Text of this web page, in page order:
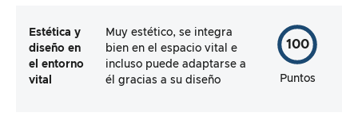
Estética y
diseño en
el entorno
vital
Muy estético, se integra
bien en el espacio vital e
incluso puede adaptarse a
él gracias a su diseño
100
Puntos